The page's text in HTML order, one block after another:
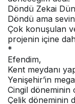
Döndü Zekai
Döndü ama
Çok konuşulan
projenin içine
*
Efendim,
Kent meydanı
Yenişehir’in
Cingil döneminin
Çelik döneminin